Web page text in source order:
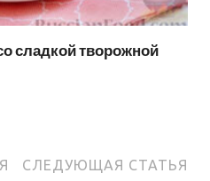
сладкой творожной
СЛЕДУЮЩАЯ СТАТЬЯ